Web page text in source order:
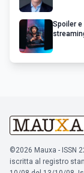
Spoiler
©2026 Mauxa - ISSN
iscritta al registro